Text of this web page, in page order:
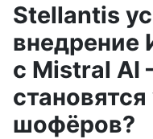
Stellantis
внедрение
с Mistral
шофёров?